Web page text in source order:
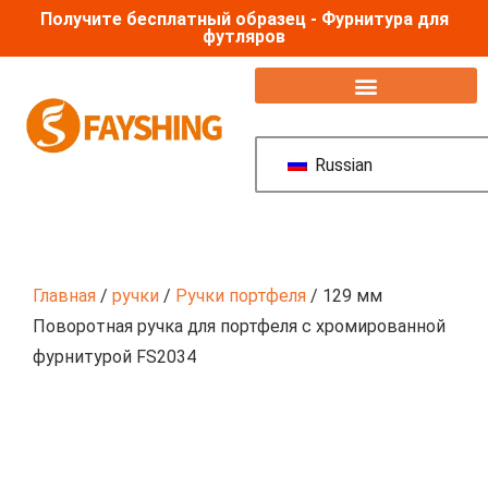
Получите бесплатный образец - Фурнитура для
футляров
Russian
Главная / ручки / Ручки портфеля / 129 мм
Поворотная ручка для портфеля с хромированной
фурнитурой FS2034